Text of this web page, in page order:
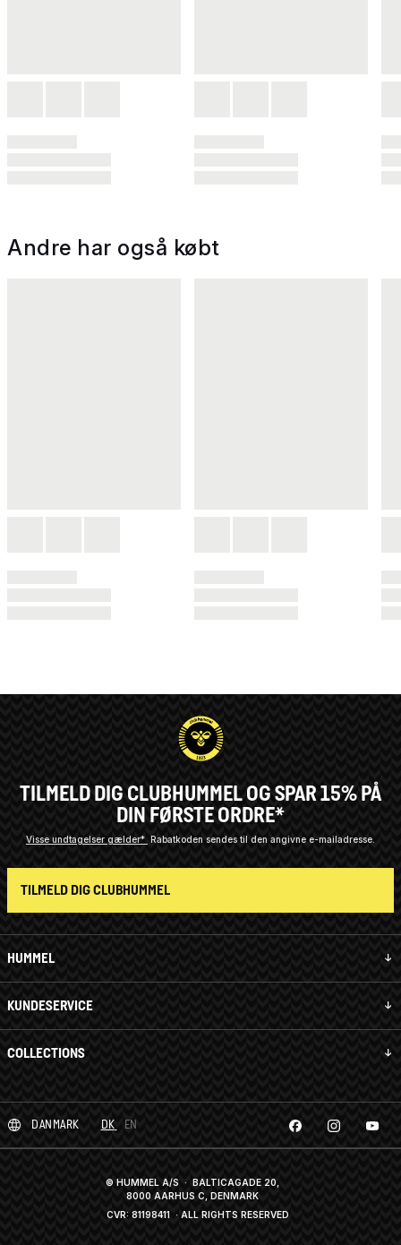
Andre har også købt
HUMMEL
KUNDESERVICE
COLLECTIONS
TILMELD DIG CLUBHUMMEL OG SPAR 15% PÅ
DIN FØRSTE ORDRE*
Visse undtagelser gælder* Rabatkoden sendes til den angivne e-mailadresse.
TILMELD DIG CLUBHUMMEL
DANMARK DK EN
© HUMMEL A/S · BALTICAGADE 20,
8000 AARHUS C, DENMARK
CVR: 81198411· ALL RIGHTS RESERVED